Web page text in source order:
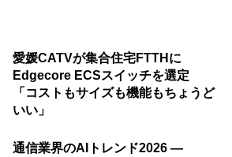
愛媛CATVが集合住宅FTTHに
Edgecore ECSスイッチを選定
「コストもサイズも機能もちょうど
いい」
通信業界のAIトレンド2026 ―